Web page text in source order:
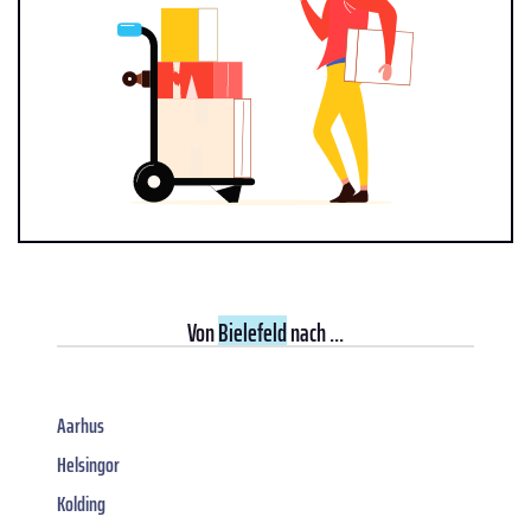
VonBielefeldnach ...
Aarhus
Helsingor
Kolding